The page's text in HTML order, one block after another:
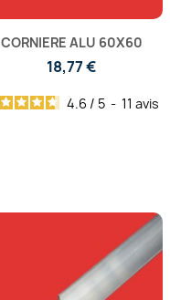
CORNIERE ALU 60X60
18,77 €
4.6 / 5 - 11 avis